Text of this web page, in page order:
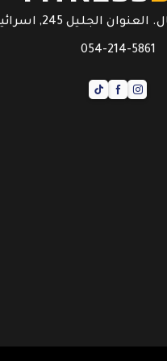
الجليل 245, اسرائيل
054-214-5861